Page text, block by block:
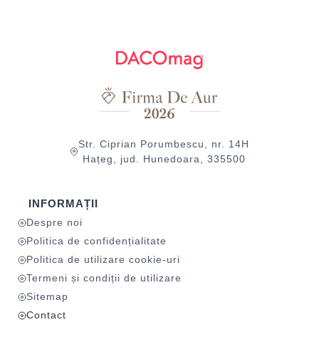
Str. Ciprian Porumbescu, nr. 14H
Hațeg, jud. Hunedoara, 335500
INFORMAȚII
Despre noi
Politica de confidențialitate
Politica de utilizare cookie-uri
Termeni și condiții de utilizare
Sitemap
Contact